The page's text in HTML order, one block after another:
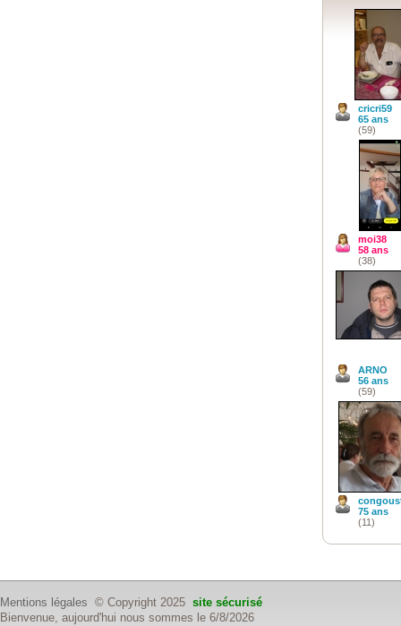
cricri59
65 ans
(59)
moi38
58 ans
(38)
ARNO
56 ans
(59)
75 ans
(11)
Mentions légales © Copyright 2025 site sécurisé
Bienvenue, aujourd'hui nous sommes le 6/8/2026